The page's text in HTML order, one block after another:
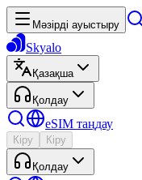
Мәзірді ауыстыру
Skyalo
Қазақша
Қолдау
eSIM таңдау
Кіру Кіру
Қолдау